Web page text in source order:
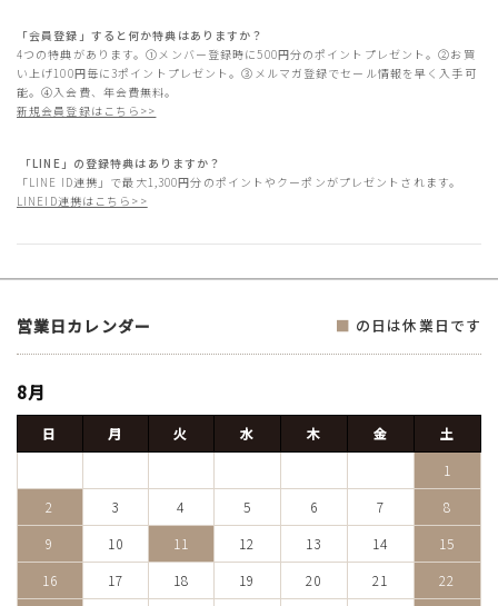
「会員登録」すると何か特典はありますか？
4つの特典があります。①メンバー登録時に500円分のポイントプレゼント。②お買
い上げ100円毎に3ポイントプレゼント。③メルマガ登録でセール情報を早く入手可
能。④入会費、年会費無料。
新規会員登録はこちら>>
「LINE」の登録特典はありますか？
「LINE ID連携」で最大1,300円分のポイントやクーポンがプレゼントされます。
LINEID連携はこちら>>
営業日カレンダー ■ の日は休業日です
8月
日 月 火 水 木 金
土
1
2
3 4 5 6 7
8
9
10 11 12 13 14
15
16
17 18 19 20 21
22